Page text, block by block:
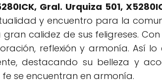
Gral. Urquiza 501,
y encuentro para la
calidez de sus feligreses.
reflexión y armonía. Así lo
destacando su belleza y
se encuentran en armonía.